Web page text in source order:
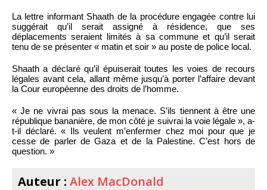
La lettre informant Shaath de la procédure engagée contre lui
suggérait qu’il serait assigné à résidence, que ses
déplacements seraient limités à sa commune et qu’il serait
tenu de se présenter « matin et soir » au poste de police local.
Shaath a déclaré qu’il épuiserait toutes les voies de recours
légales avant cela, allant même jusqu’à porter l’affaire devant
la Cour européenne des droits de l’homme.
« Je ne vivrai pas sous la menace. S’ils tiennent à être une
république bananière, de mon côté je suivrai la voie légale », a-
t-il déclaré. « Ils veulent m’enfermer chez moi pour que je
cesse de parler de Gaza et de la Palestine. C’est hors de
question. »
Auteur : Alex MacDonald